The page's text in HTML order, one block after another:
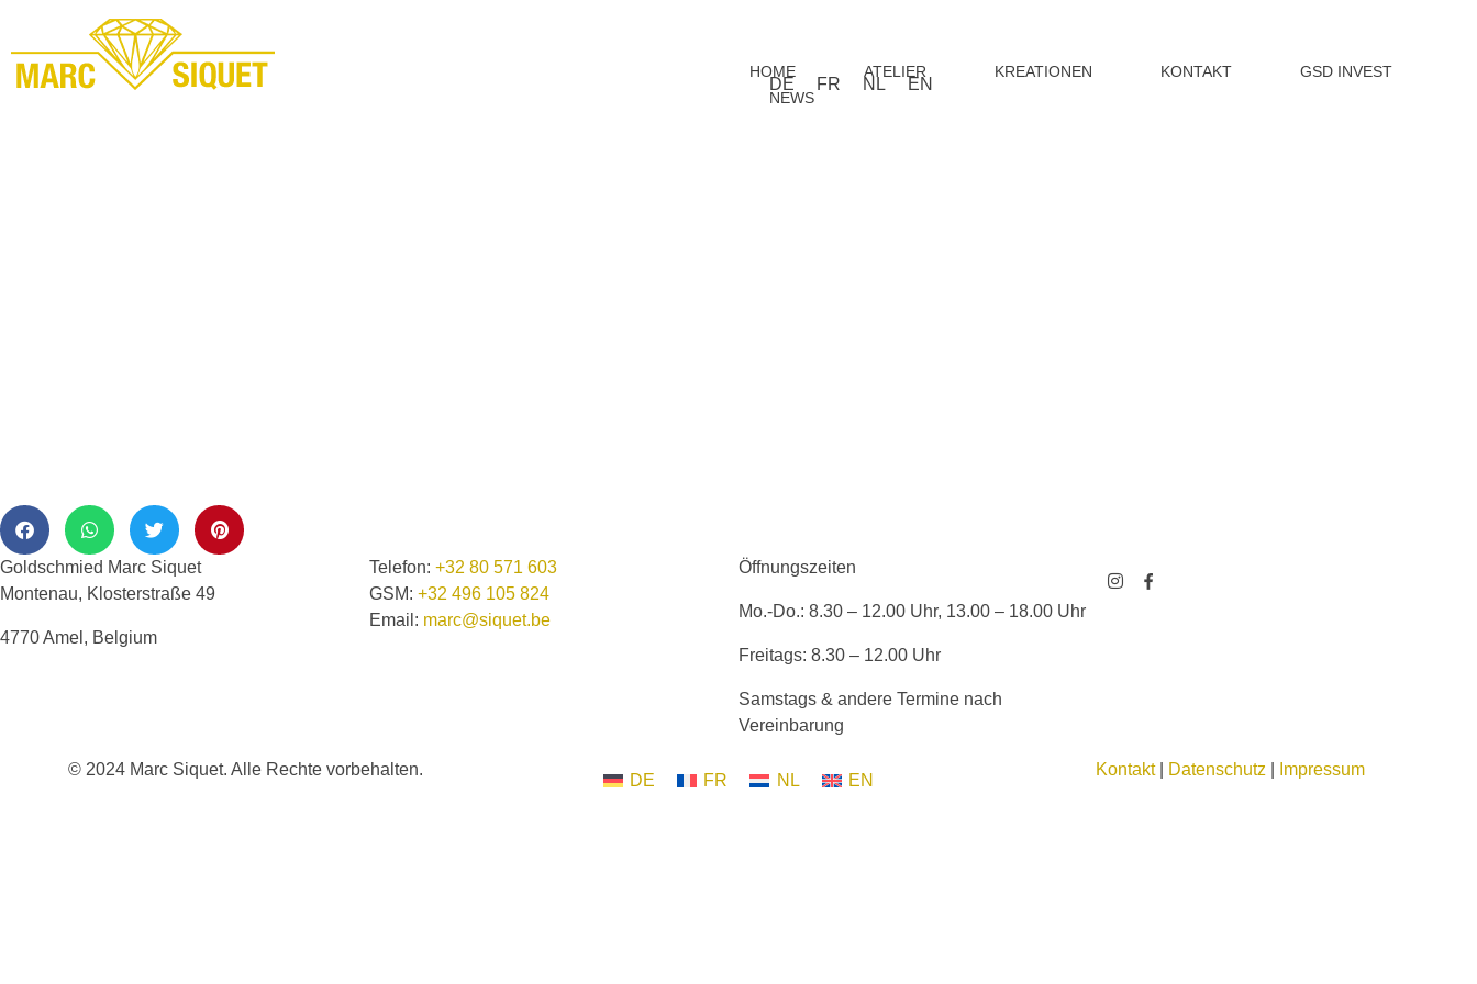
DE FR NL EN
HOME ATELIER KREATIONEN KONTAKT
GSD INVEST
NEWS
Goldschmied Marc Siquet
Montenau, Klosterstraße 49
4770 Amel, Belgium
Telefon: +32 80 571 603
GSM: +32 496 105 824
Email: marc@siquet.be
Öffnungszeiten
Mo.-Do.: 8.30 – 12.00 Uhr, 13.00 – 18.00 Uhr
Freitags: 8.30 – 12.00 Uhr
Samstags & andere Termine nach
Vereinbarung
© 2024 Marc Siquet. Alle Rechte vorbehalten.
DE FR NL EN
Kontakt| Datenschutz Impressum